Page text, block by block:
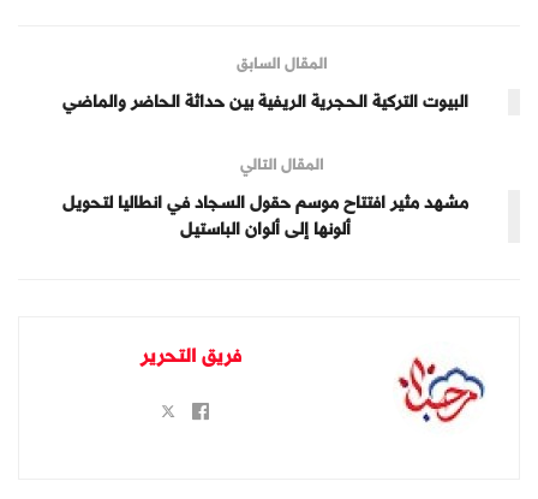
المقال السابق
البيوت التركية الحجرية الريفية بين حداثة الحاضر والماضي
المقال التالي
مشهد مثير افتتاح موسم حقول السجاد في انطاليا لتحويل
ألونها إلى ألوان الباستيل
فريق التحرير